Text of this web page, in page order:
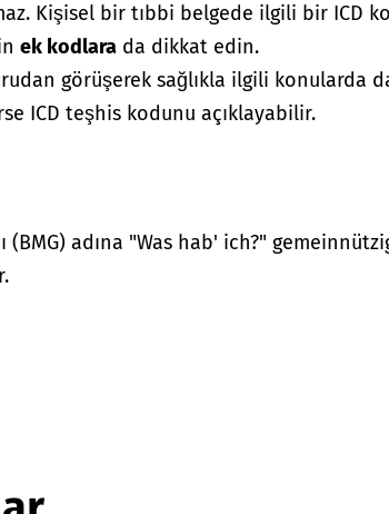
Kişisel bir tıbbi belgede ilgili bir ICD
ek kodlara da dikkat edin.
görüşerek sağlıkla ilgili konularda
ICD teşhis kodunu açıklayabilir.
(BMG) adına "Was hab' ich?"